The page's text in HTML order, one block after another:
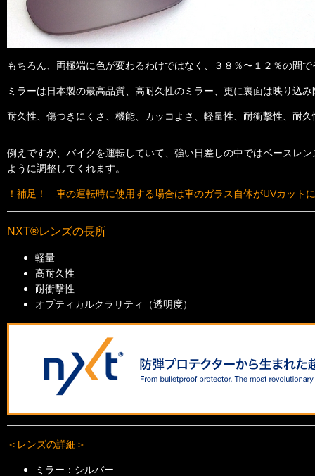
もちろん、両極端に色が変わるわけではなく、３８％〜１２％の間
ミラーは日本製の最高品質、高耐久性のミラー、更に裏面は映り込
耐久性、傷つきにくさ、機能、カッコよさ、軽量性、耐衝撃性、耐
例えですが、バイクを運転していて、強い日差しの中ではベースレ
ように調整してくれます。
！補足！ 車の運転時に使用する場合は車のガラス自体がUVカット
NXT®レンズの長所
軽量
高耐久性
耐衝撃性
オプティカルクラリティ（透明度）
＜レンズの詳細＞
ミラー：シルバー